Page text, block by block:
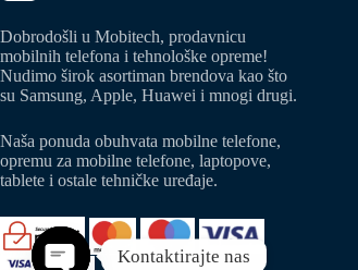
Dobrodošli u Mobitech, prodavnicu
mobilnih telefona i tehnološke opreme!
Nudimo širok asortiman brendova kao što
su Samsung, Apple, Huawei i mnogi drugi.
Naša ponuda obuhvata mobilne telefone,
opremu za mobilne telefone, laptopove,
tablete i ostale tehničke uređaje.
Kontaktirajte nas